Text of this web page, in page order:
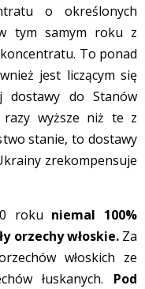
o określonych
tym samym roku z
To ponad
jest liczącym się
do Stanów
razy wyższe niż te z
stanie, to dostawy
zrekompensuje
roku niemal 100%
orzechy włoskie.Za
włoskich ze
łuskanych. Pod